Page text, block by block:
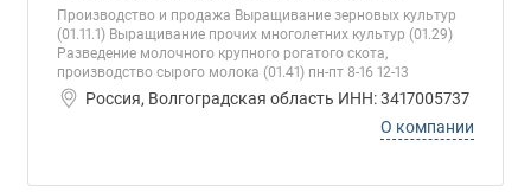
Производство и продажа Выращивание зерновых культур
(01.11.1) Выращивание прочих многолетних культур (01.29)
Разведение молочного крупного рогатого скота,
производство сырого молока (01.41) пн-пт 8-16 12-13
Россия, Волгоградская область ИНН: 3417005737
О компании